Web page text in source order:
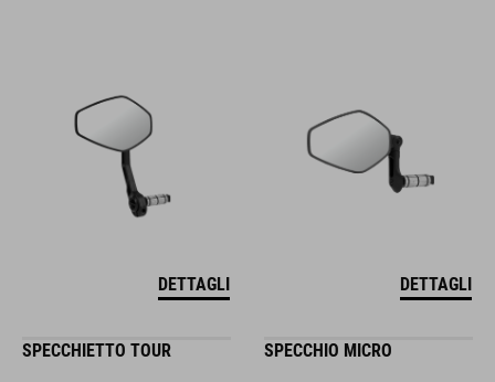
DETTAGLI DETTAGLI
SPECCHIETTO TOUR SPECCHIO MICRO